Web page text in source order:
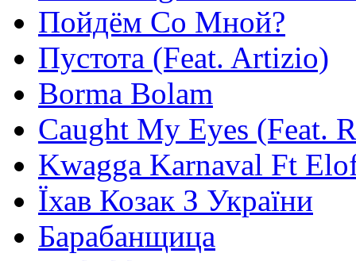
Пойдём Со Мной?
Пустота (Feat. Artizio)
Borma Bolam
Caught My Eyes (Feat.
Kwagga Karnaval Ft
Їхав Козак З України
Барабанщица